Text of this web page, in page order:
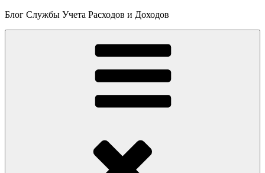
Блог Службы Учета Расходов и Доходов